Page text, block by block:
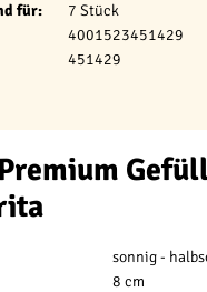
für:
7 Stück
4001523451429
451429
sonnig -
8 cm